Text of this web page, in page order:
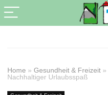
Home » Gesundheit & Freizeit »
Nachhaltiger Urlaubsspaß